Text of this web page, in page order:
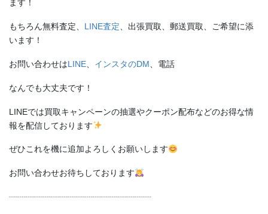
ます！
もちろん無料査定、 LINE査定、出張買取、郵送買取、ご希望に添
います！
お問い合わせはLINE インスタのDM 、電話
なんでも大丈夫です！
LINEでは買取キャンペーンの抽選やクーポン配布などのお得な情
報を配信しております
ぜひこれを機に追加よろしくお願いします
お問い合わせお待ちしております
┈┈┈┈┈┈┈┈┈┈┈┈┈┈┈┈┈